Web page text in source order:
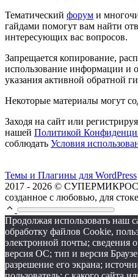
Тематический форум и
гайдами помогут вам найти
интересующих вас вопросов.
Запрещается копирование,
использование информации и
указания активной обратной
Некоторые материалы могут
Заходя на сайт или
нашей Политикой
соблюдать Условия
Темы и Плагины для WordPress
2017 - 2026 ©
созданное с любовью, для
Продолжая использовать наш
обработку файлов Cookie,
электронной почты; сведения
версия ОС; тип и версия
разрешение его экрана;